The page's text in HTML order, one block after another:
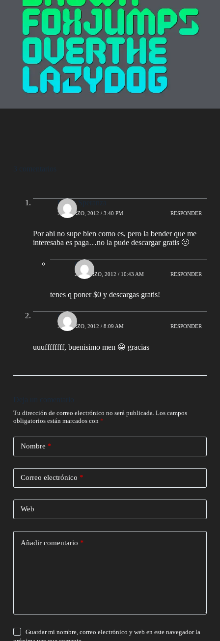
3 comentarios
Lucas Speranza
21 MARZO, 2012 / 3:40 PM RESPONDER
Por ahi no supe bien como es, pero la bender que me
interesaba es paga…no la pude descargar gratis 🙁
rizzo
24 MARZO, 2012 / 10:43 AM RESPONDER
tenes q poner $0 y descargas gratis!
ulises
24 MARZO, 2012 / 8:09 AM RESPONDER
uuuffffffff, buenisimo men 😀 gracias
Deja un comentario
Tu dirección de correo electrónico no será publicada. Los campos
obligatorios están marcados con *
Nombre *
Correo electrónico *
Web
Añadir comentario *
Guardar mi nombre, correo electrónico y web en este navegador la